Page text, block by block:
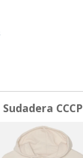
Sudadera CCCP